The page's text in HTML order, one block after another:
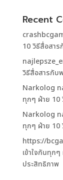
Recent
10 วิธีสื่อสา
วิธีสื่อสารกับ
Narkolog
ทุกๆ ฝ่าย 10
Narkolog
ทุกๆ ฝ่าย 10
https://
เข้าใจกันทุก
ประสิทธิภาพ